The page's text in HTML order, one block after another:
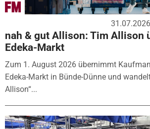
31.07.2026
nah & gut Allison: Tim Allison
Edeka-Markt
Zum 1. August 2026 übernimmt
Edeka-Markt in Bünde-Dünne und
Allison“...